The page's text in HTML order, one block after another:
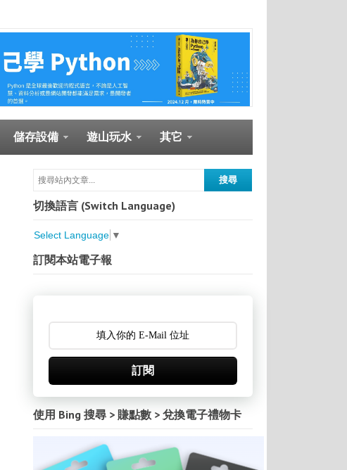
儲存設備 遊山玩水 其它
切換語言 (Switch Language)
Select Language ▼
訂閱本站電子報
訂閱
使用 Bing 搜尋 > 賺點數 > 兌換電子禮物卡